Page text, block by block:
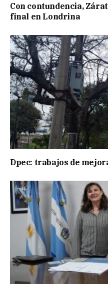
Con contundencia,
final en Londrina
Dpec: trabajos de